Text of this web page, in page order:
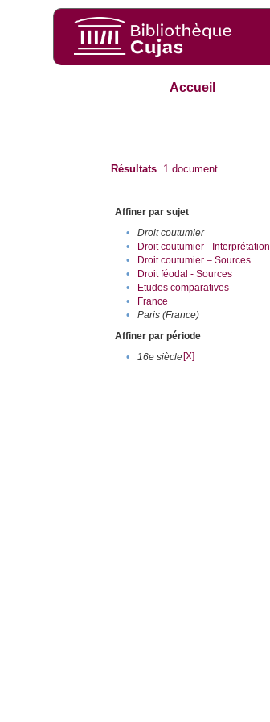
Accueil
Résultats 1 document
Affiner par sujet
•
Droit coutumier
•
Droit coutumier - Interprétation
•
Droit coutumier – Sources
•
Droit féodal - Sources
•
Etudes comparatives
•
France
•
Paris (France)
Affiner par période
•
16e siècle[X]